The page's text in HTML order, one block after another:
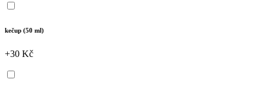
kečup (50 ml)
+30 Kč